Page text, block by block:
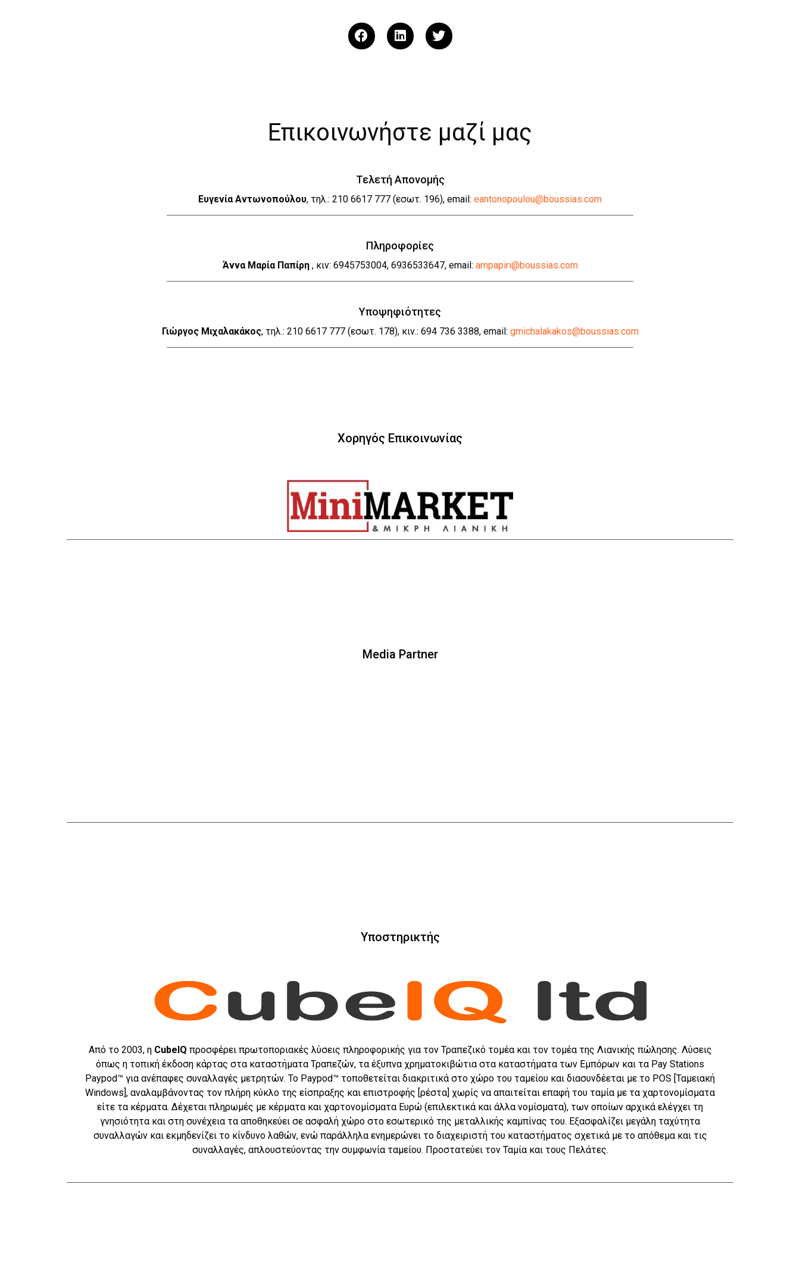
Επικοινωνήστε μαζί μας
Τελετή Απονομής
Ευγενία Αντωνοπούλου, τηλ.: 210 6617 777 (εσωτ. 196), email: eantonopoulou@boussias.com
Πληροφορίες
Άννα Μαρία Παπίρη , κιν: 6945753004, 6936533647, email: ampapiri@boussias.com
Υποψηφιότητες
Γιώργος Μιχαλακάκος, τηλ.: 210 6617 777 (εσωτ. 178), κιν.: 694 736 3388, email: gmichalakakos@boussias.com
Χορηγός Επικοινωνίας
Media Partner
Υποστηρικτής
Από το 2003, η CubeIQ προσφέρει πρωτοποριακές λύσεις πληροφορικής για τον Τραπεζικό τομέα και τον τομέα της Λιανικής πώλησης. Λύσεις
όπως η τοπική έκδοση κάρτας στα καταστήματα Τραπεζών, τα έξυπνα χρηματοκιβώτια στα καταστήματα των Εμπόρων και τα Pay Stations
Paypod™ για ανέπαφες συναλλαγές μετρητών. Το Paypod™ τοποθετείται διακριτικά στο χώρο του ταμείου και διασυνδέεται με το POS [Ταμειακή
Windows], αναλαμβάνοντας τον πλήρη κύκλο της είσπραξης και επιστροφής [ρέστα] χωρίς να απαιτείται επαφή του ταμία με τα χαρτονομίσματα
είτε τα κέρματα. Δέχεται πληρωμές με κέρματα και χαρτονομίσματα Ευρώ (επιλεκτικά και άλλα νομίσματα), των οποίων αρχικά ελέγχει τη
γνησιότητα και στη συνέχεια τα αποθηκεύει σε ασφαλή χώρο στο εσωτερικό της μεταλλικής καμπίνας του. Εξασφαλίζει μεγάλη ταχύτητα
συναλλαγών και εκμηδενίζει το κίνδυνο λαθών, ενώ παράλληλα ενημερώνει το διαχειριστή του καταστήματος σχετικά με το απόθεμα και τις
συναλλαγές, απλουστεύοντας την συμφωνία ταμείου. Προστατεύει τον Ταμία και τους Πελάτες.